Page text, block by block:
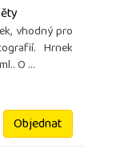
vhodný pro
Hrnek
O ...
Objednat